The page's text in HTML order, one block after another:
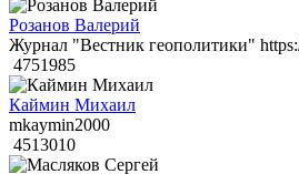
Розанов Валерий
Журнал "Вестник геополитики"
4751985
Каймин Михаил
mkaymin2000
4513010